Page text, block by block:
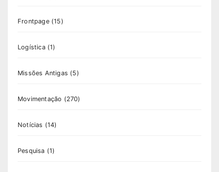
Frontpage(15)
Logística(1)
Missões Antigas (5)
Movimentação (270)
Notícias (14)
Pesquisa (1)